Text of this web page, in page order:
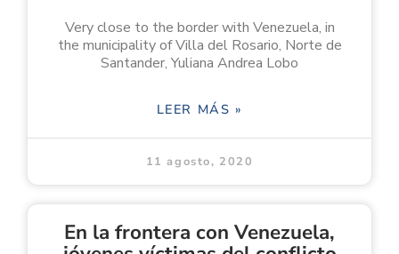
Very close to the border with Venezuela, in
the municipality of Villa del Rosario, Norte de
Santander, Yuliana Andrea Lobo
LEER MÁS »
11 agosto, 2020
En la frontera con Venezuela,